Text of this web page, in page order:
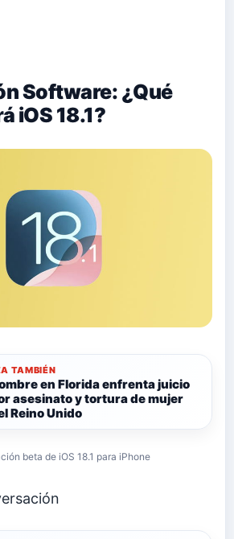
Software: ¿Qué
iOS 18.1?
TAMBIÉN
en Florida enfrenta juicio
asesinato y tortura de mujer
Reino Unido
beta de iOS 18.1 para iPhone